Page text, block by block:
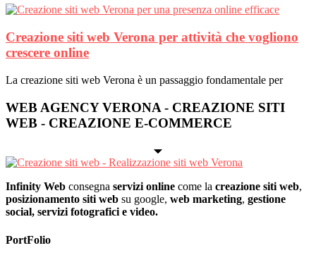
Creazione siti web Verona per attività che vogliono
crescere online
La creazione siti web Verona è un passaggio fondamentale per
WEB AGENCY VERONA - CREAZIONE SITI
WEB - CREAZIONE E-COMMERCE
Infinity Web consegna servizi online come la creazione siti web,
posizionamento siti web su google, web marketing, gestione
social, servizi fotografici e video.
PortFolio